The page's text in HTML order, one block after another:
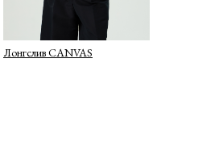
Лонгслив CANVAS